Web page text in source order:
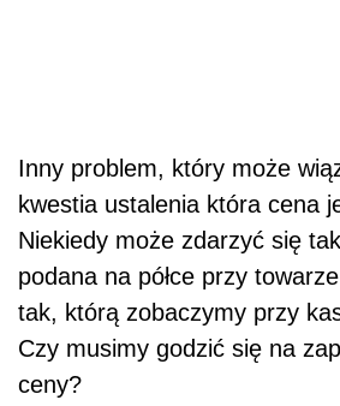
Inny problem, który może
kwestia ustalenia która cena
Niekiedy może zdarzyć się
podana na półce przy
tak, którą zobaczymy przy
Czy musimy godzić się na
ceny?